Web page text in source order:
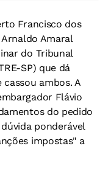
Francisco dos
Amaral
do Tribunal
SP) que dá
ambos. A
Flávio
do pedido
ponderável
impostas" a